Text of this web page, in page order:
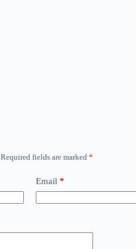
Required fields are marked *
Email *